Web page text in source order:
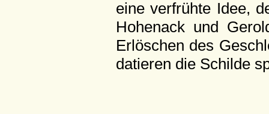
eine verfrühte Idee,
Hohenack und
Erlöschen des
datieren die Schilde